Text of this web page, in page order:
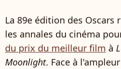
La 89e édition des Oscars
les annales du cinéma
du prix du meilleur film à
Moonlight. Face à